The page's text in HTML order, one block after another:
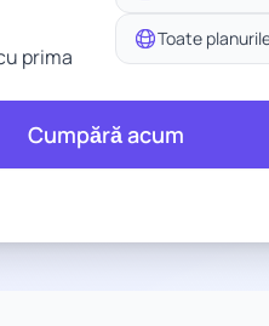
prima
Toate
Cumpără acum